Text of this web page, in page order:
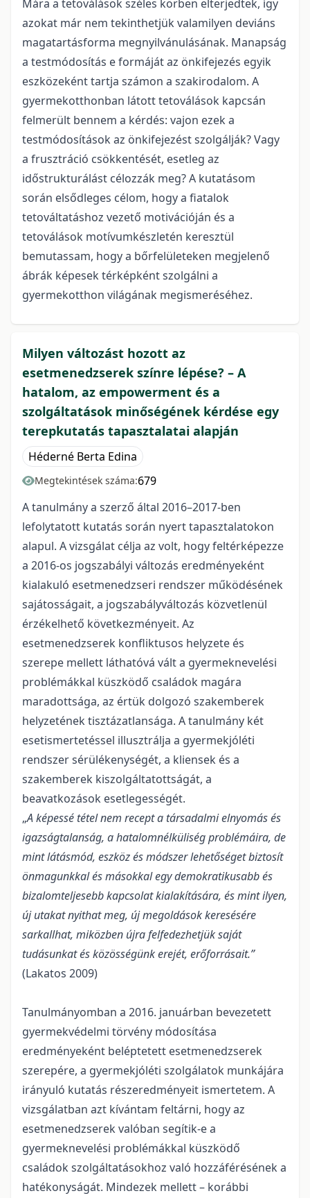
Mára a tetoválások széles körben elterjedtek, így
azokat már nem tekinthetjük valamilyen deviáns
magatartásforma megnyilvánulásának. Manapság
a testmódosítás e formáját az önkifejezés egyik
eszközeként tartja számon a szakirodalom. A
gyermekotthonban látott tetoválások kapcsán
felmerült bennem a kérdés: vajon ezek a
testmódosítások az önkifejezést szolgálják? Vagy
a frusztráció csökkentését, esetleg az
időstrukturálást célozzák meg? A kutatásom
során elsődleges célom, hogy a fiatalok
tetováltatáshoz vezető motivációján és a
tetoválások motívumkészletén keresztül
bemutassam, hogy a bőrfelületeken megjelenő
ábrák képesek térképként szolgálni a
gyermekotthon világának megismeréséhez.
Milyen változást hozott az
esetmenedzserek színre lépése? – A
hatalom, az empowerment és a
szolgáltatások minőségének kérdése egy
terepkutatás tapasztalatai alapján
Héderné Berta Edina
Megtekintések száma:679
A tanulmány a szerző által 2016–2017-ben
lefolytatott kutatás során nyert tapasztalatokon
alapul. A vizsgálat célja az volt, hogy feltérképezze
a 2016-os jogszabályi változás eredményeként
kialakuló esetmenedzseri rendszer működésének
sajátosságait, a jogszabályváltozás közvetlenül
érzékelhető következményeit. Az
esetmenedzserek konfliktusos helyzete és
szerepe mellett láthatóvá vált a gyermeknevelési
problémákkal küszködő családok magára
maradottsága, az értük dolgozó szakemberek
helyzetének tisztázatlansága. A tanulmány két
esetismertetéssel illusztrálja a gyermekjóléti
rendszer sérülékenységét, a kliensek és a
szakemberek kiszolgáltatottságát, a
beavatkozások esetlegességét.
„A képessé tétel nem recept a társadalmi elnyomás és
igazságtalanság, a hatalomnélküliség problémáira, de
mint látásmód, eszköz és módszer lehetőséget biztosít
önmagunkkal és másokkal egy demokratikusabb és
bizalomteljesebb kapcsolat kialakítására, és mint ilyen,
új utakat nyithat meg, új megoldások keresésére
sarkallhat, miközben újra felfedezhetjük saját
tudásunkat és közösségünk erejét, erőforrásait.”
(Lakatos 2009)
Tanulmányomban a 2016. januárban bevezetett
gyermekvédelmi törvény módosítása
eredményeként beléptetett esetmenedzserek
szerepére, a gyermekjóléti szolgálatok munkájára
irányuló kutatás részeredményeit ismertetem. A
vizsgálatban azt kívántam feltárni, hogy az
esetmenedzserek valóban segítik-e a
gyermeknevelési problémákkal küszködő
családok szolgáltatásokhoz való hozzáférésének a
hatékonyságát. Mindezek mellett – korábbi